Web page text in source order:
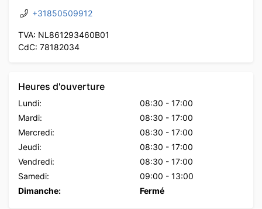
+31850509912
TVA: NL861293460B01
CdC: 78182034
Heures d'ouverture
Lundi: 08:30 - 17:00
Mardi:
08:30 - 17:00
Mercredi:
08:30 - 17:00
Jeudi:
08:30 - 17:00
Vendredi:
08:30 - 17:00
Samedi:
09:00 - 13:00
Dimanche:
Fermé